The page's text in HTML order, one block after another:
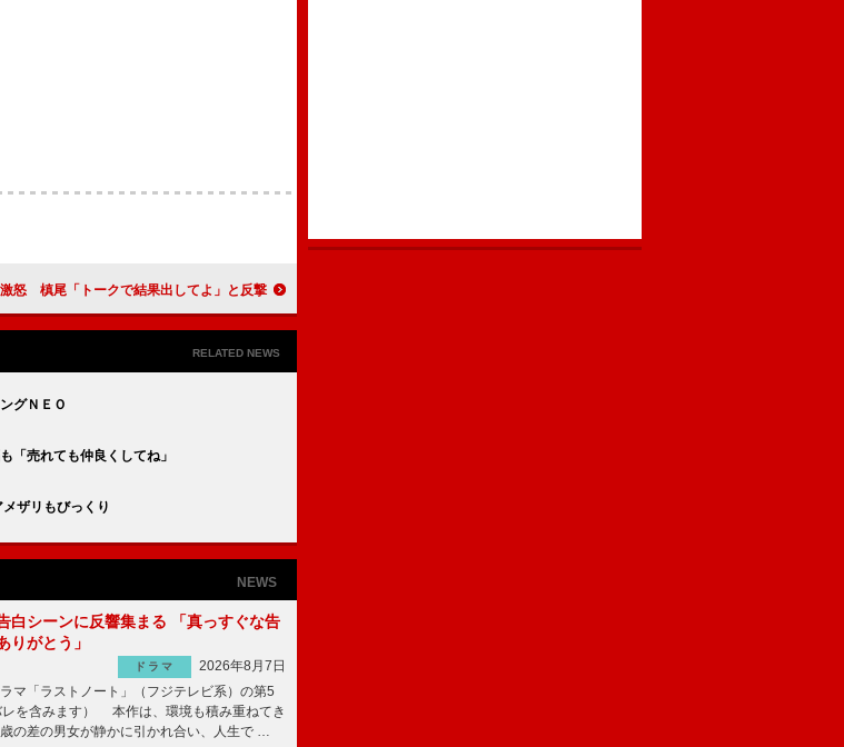
岩崎、槙尾のオネエ疑惑に激怒 槙尾「トークで結果出してよ」と反撃
RELATED NEWS
グＮＥＯ
売れても仲良くしてね」
ザリもびっくり
NEWS
白シーンに反響集まる 「真っすぐな告
りがとう」
ドラマ
2026年8月7日
マ「ラストノート」（フジテレビ系）の第5
を含みます） 本作は、環境も積み重ねてき
の差の男女が静かに引かれ合い、人生で …